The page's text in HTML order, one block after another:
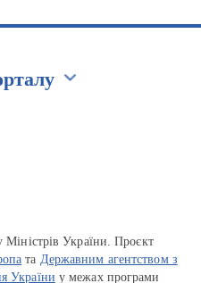
Міністрів України. Проєкт
та Державним агентством з
України у межах програми